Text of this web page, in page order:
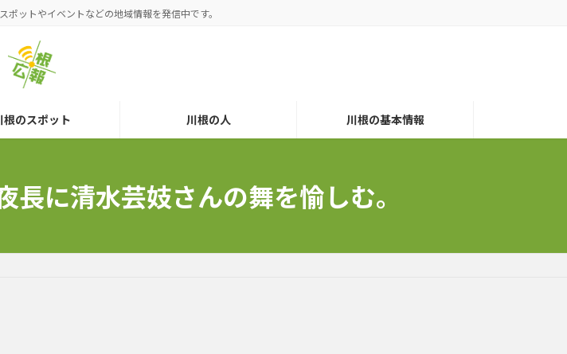
ットやイベントなどの地域情報を発信中です。
根のスポット 川根の人 川根の基本情報
に清水芸妓さんの舞を愉しむ。